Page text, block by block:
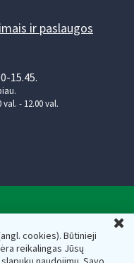
cookies). Būtinieji
reikalingas Jūsų
ir paslaugos
15.45.
- 12.00 val.
prie Lietuvos
— 188659752,